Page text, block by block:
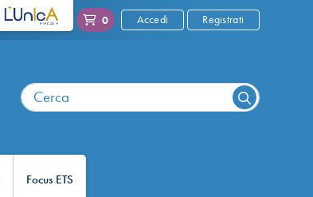
L'UNICA 0 Accedi Registrati
Focus ETS